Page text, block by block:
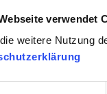
verwendet
weitere Nutzung